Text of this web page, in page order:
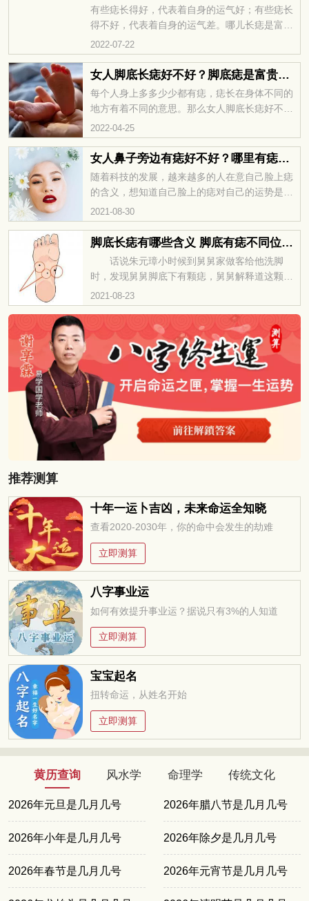
有些痣长得好，代表着自身的运气好；有些痣长
得不好，代表着自身的运气差。哪儿长痣是富贵
命？男人10处有痣是富贵痣，更多痣相图解内
容，大家可以关注一下华易网。 男人10处有痣...
2022-07-22
女人脚底长痣好不好？脚底痣是富贵的象征吗？
每个人身上多多少少都有痣，痣长在身体不同的
地方有着不同的意思。那么女人脚底长痣好不好
呢？是富贵的象征吗？华易网为您精心准备了痣
相图解的相关栏目，想要知道更多相关资...
2022-04-25
女人鼻子旁边有痣好不好？哪里有痣的女人嫁得好？
随着科技的发展，越来越多的人在意自己脸上痣
的含义，想知道自己脸上的痣对自己的运势是否
有好的含义，那么。女人鼻子旁边有痣好不好？
哪里有痣的女人嫁得好？华易网为您精心...
2021-08-30
脚底长痣有哪些含义 脚底有痣不同位置长痣痣相分析
话说朱元璋小时候到舅舅家做客给他洗脚
时，发现舅舅脚底下有颗痣，舅舅解释道这颗
痣“脚踏一星，能管万马千军”
2021-08-23
推荐测算
十年一运卜吉凶，未来命运全知晓
查看2020-2030年，你的命中会发生的劫难
立即测算
八字事业运
如何有效提升事业运？据说只有3%的人知道
立即测算
宝宝起名
扭转命运，从姓名开始
立即测算
黄历查询 风水学 命理学 传统文化
2026年元旦是几月几号 2026年腊八节是几月几号
2026年小年是几月几号 2026年除夕是几月几号
2026年春节是几月几号 2026年元宵节是几月几号